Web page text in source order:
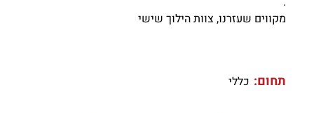
מקווים שעזרנו, צוות הילוך שישי
תחום: כללי